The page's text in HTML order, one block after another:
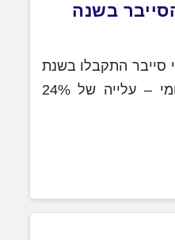
בשנה
סייבר התקבלו בשנת
2024 במערך הסייבר הלאומי – עלייה של 24%